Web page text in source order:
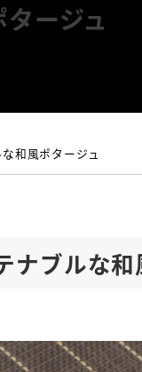
ージュ
和風ポタージュ
ナブルな和